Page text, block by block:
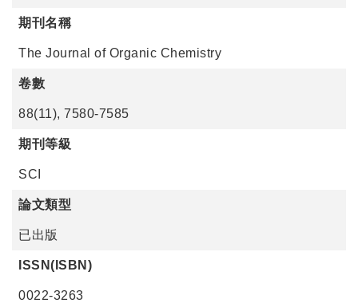
期刊名稱
The Journal of Organic Chemistry
卷數
88(11), 7580-7585
期刊等級
SCI
論文類型
已出版
ISSN(ISBN)
0022-3263